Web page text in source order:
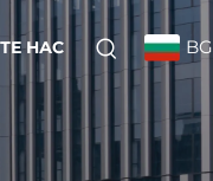
НАС BG